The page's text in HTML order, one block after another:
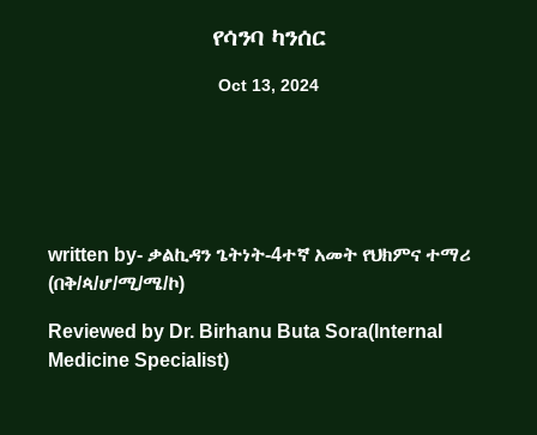
የሳንባ ካንሰር
Oct 13, 2024
written by- ቃልኪዳን ጌትነት-4ተኛ አመት የህክምና ተማሪ
(በቅ/ጳ/ሆ/ሚ/ሜ/ኮ)
Reviewed by Dr. Birhanu Buta Sora(Internal
Medicine Specialist)